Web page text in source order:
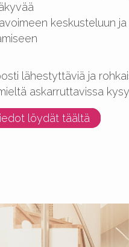
keskusteluun ja
lähestyttäviä ja
askarruttavissa
löydät täältä